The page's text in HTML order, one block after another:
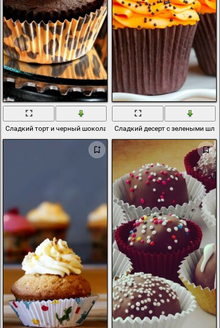
Сладкий торт и черный шоколад - прекрасная еда! (но не всегда
Сладкий десерт с зелеными